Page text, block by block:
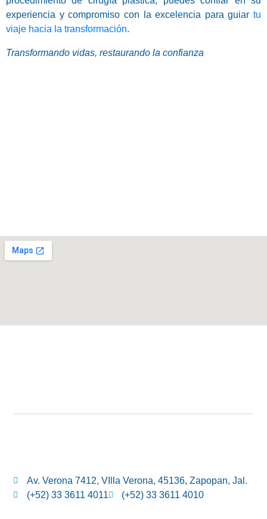
experiencia y compromiso con la excelencia para guiar tu
viaje hacia la transformación.
Transformando vidas, restaurando la confianza
Av. Verona 7412, VIlla Verona, 45136, Zapopan, Jal.
(+52) 33 3611 4011
(+52) 33 3611 4010